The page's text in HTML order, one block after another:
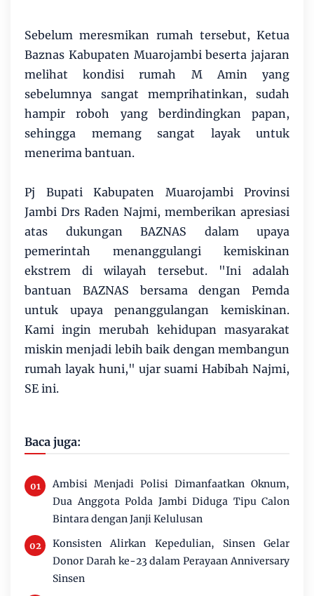
Sebelum meresmikan rumah tersebut, Ketua
Baznas Kabupaten Muarojambi beserta jajaran
melihat kondisi rumah M Amin yang
sebelumnya sangat memprihatinkan, sudah
hampir roboh yang berdindingkan papan,
sehingga memang sangat layak untuk
menerima bantuan.
Pj Bupati Kabupaten Muarojambi Provinsi
Jambi Drs Raden Najmi, memberikan apresiasi
atas dukungan BAZNAS dalam upaya
pemerintah menanggulangi kemiskinan
ekstrem di wilayah tersebut. "Ini adalah
bantuan BAZNAS bersama dengan Pemda
untuk upaya penanggulangan kemiskinan.
Kami ingin merubah kehidupan masyarakat
miskin menjadi lebih baik dengan membangun
rumah layak huni," ujar suami Habibah Najmi,
SE ini.
Baca juga:
Ambisi Menjadi Polisi Dimanfaatkan Oknum,
Dua Anggota Polda Jambi Diduga Tipu Calon
Bintara dengan Janji Kelulusan
Konsisten Alirkan Kepedulian, Sinsen Gelar
Donor Darah ke-23 dalam Perayaan Anniversary
Sinsen